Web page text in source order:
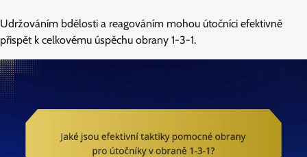
Udržováním bdělosti a reagováním mohou útočníci efektivně
přispět k celkovému úspěchu obrany 1-3-1.